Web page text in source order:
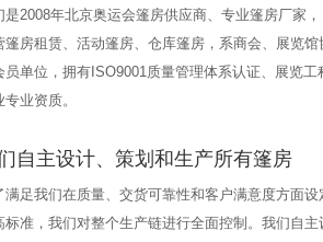
是2008年北京奥运会篷房供应商、专业篷房厂家，
篷房租赁、活动篷房、仓库篷房，系商会、展览馆
员单位，拥有ISO9001质量管理体系认证、展览工
专业资质。
自主设计、策划和生产所有篷房
满足我们在质量、交货可靠性和客户满意度方面设
标准，我们对整个生产链进行全面控制。我们自主